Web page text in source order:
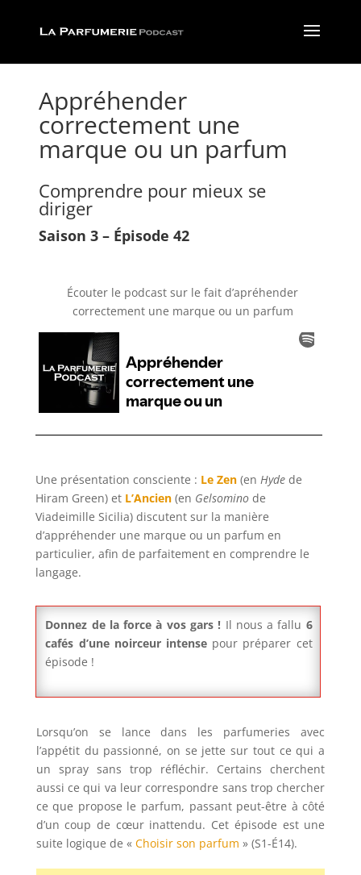
Appréhender
correctement une
marque ou un parfum
Comprendre pour mieux se
diriger
Saison 3 – Épisode 42
Écouter le podcast sur le fait d’apréhender
correctement une marque ou un parfum
Une présentation consciente : Le Zen (enHydede
Hiram Green) et L’Ancien (en Gelsomino de
Viadeimille Sicilia) discutent sur la manière
d’appréhender une marque ou un parfum en
particulier, afin de parfaitement en comprendre le
langage.
Donnez de la force à vos gars ! Il nous a fallu 6
cafés d’une noirceur intense pour préparer cet
épisode !
Lorsqu’on se lance dans les parfumeries avec
l’appétit du passionné, on se jette sur tout ce qui a
un spray sans trop réfléchir. Certains cherchent
aussi ce qui va leur correspondre sans trop chercher
ce que propose le parfum, passant peut-être à côté
d’un coup de cœur inattendu. Cet épisode est une
suite logique de « Choisir son parfum » (S1-É14).